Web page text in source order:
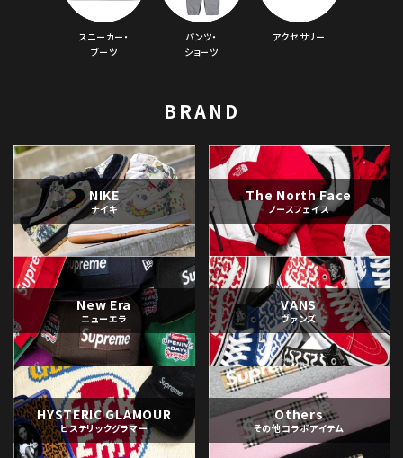
スニーカー・
ブーツ
パンツ・
ショーツ
アクセサリー
BRAND
NIKE
ナイキ
The North Face
ノースフェイス
New Era
ニューエラ
VANS
ヴァンズ
HYSTERIC GLAMOUR
ヒステリックグラマー
Others
その他コラボアイテム